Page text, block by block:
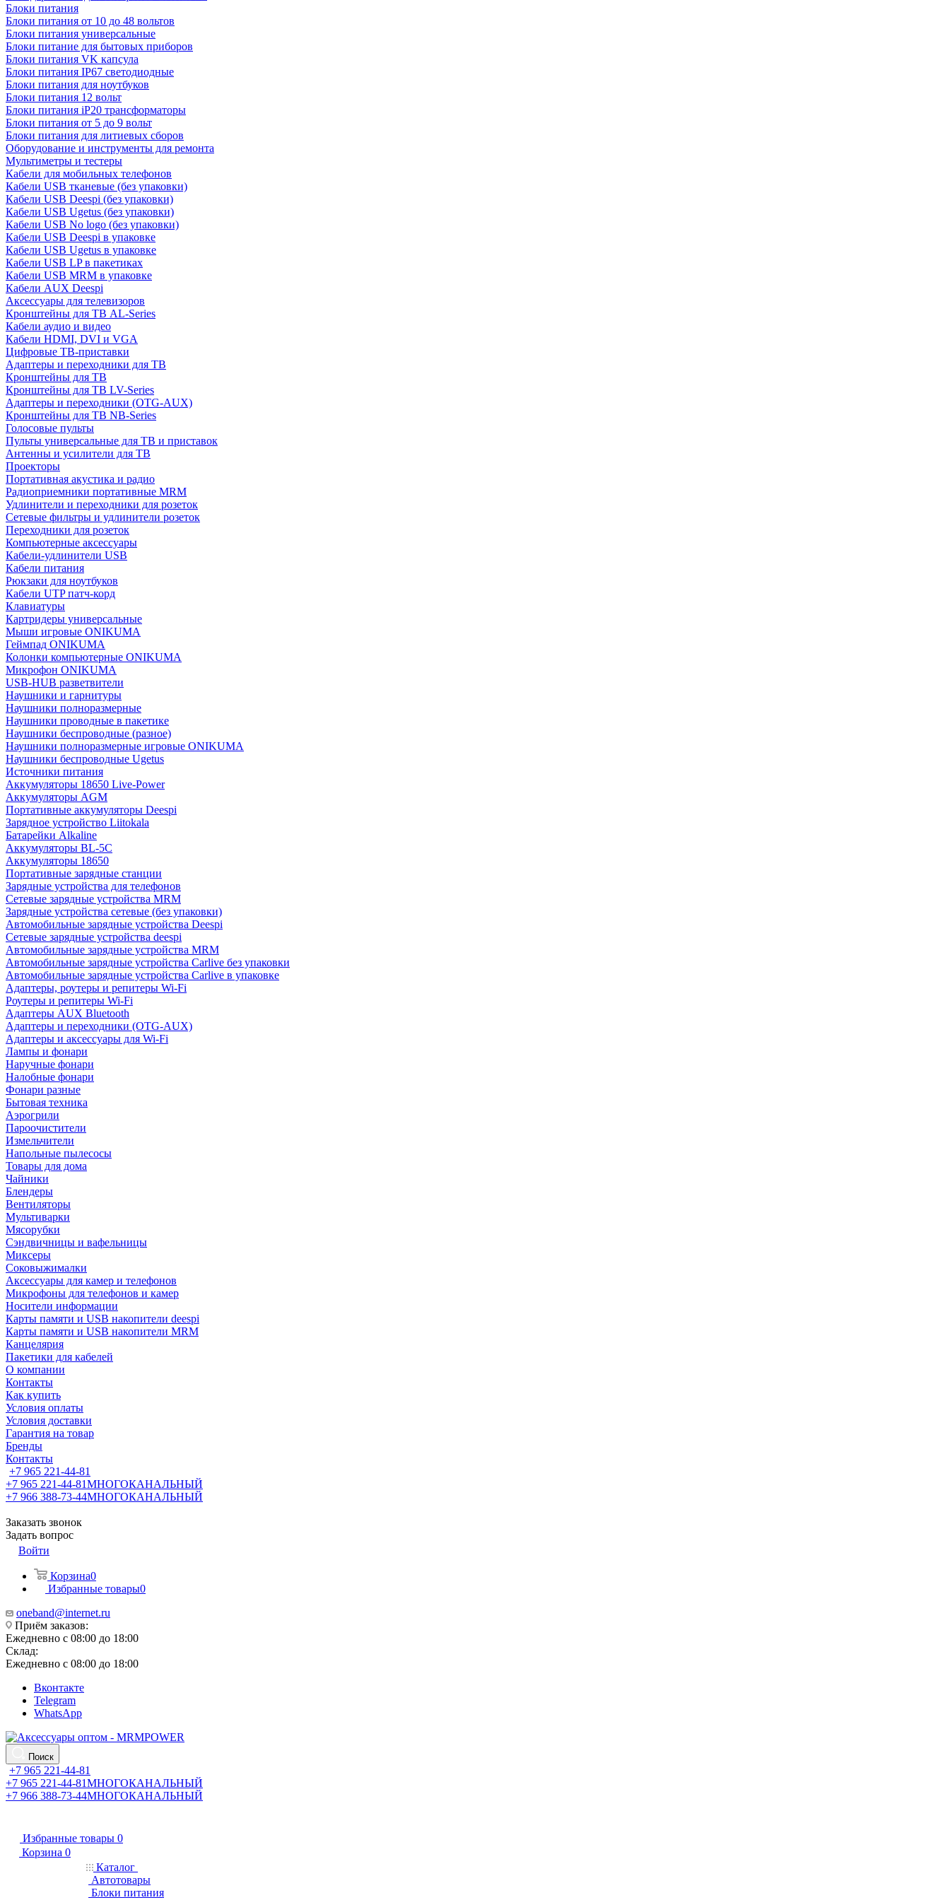
Блоки питания
Блоки питания от 10 до 48 вольтов
Блоки питания универсальные
Блоки питание для бытовых приборов
Блоки питания VK капсула
Блоки питания IP67 светодиодные
Блоки питания для ноутбуков
Блоки питания 12 вольт
Блоки питания iP20 трансформаторы
Блоки питания от 5 до 9 вольт
Блоки питания для литиевых сборов
Оборудование и инструменты для ремонта
Мультиметры и тестеры
Кабели для мобильных телефонов
Кабели USB тканевые (без упаковки)
Кабели USB Deespi (без упаковки)
Кабели USB Ugetus (без упаковки)
Кабели USB No logo (без упаковки)
Кабели USB Deespi в упаковке
Кабели USB Ugetus в упаковке
Кабели USB LP в пакетиках
Кабели USB MRM в упаковке
Кабели AUX Deespi
Аксессуары для телевизоров
Кронштейны для ТВ AL-Series
Кабели аудио и видео
Кабели HDMI, DVI и VGA
Цифровые ТВ-приставки
Адаптеры и переходники для ТВ
Кронштейны для ТВ
Кронштейны для ТВ LV-Series
Адаптеры и переходники (OTG-AUX)
Кронштейны для ТВ NB-Series
Голосовые пульты
Пульты универсальные для ТВ и приставок
Антенны и усилители для ТВ
Проекторы
Портативная акустика и радио
Радиоприемники портативные MRM
Удлинители и переходники для розеток
Сетевые фильтры и удлинители розеток
Переходники для розеток
Компьютерные аксессуары
Кабели-удлинители USB
Кабели питания
Рюкзаки для ноутбуков
Кабели UTP патч-корд
Клавиатуры
Картридеры универсальные
Мыши игровые ONIKUMA
Геймпад ONIKUMA
Колонки компьютерные ONIKUMA
Микрофон ONIKUMA
USB-HUB разветвители
Наушники и гарнитуры
Наушники полноразмерные
Наушники проводные в пакетике
Наушники беспроводные (разное)
Наушники полноразмерные игровые ONIKUMA
Наушники беспроводные Ugetus
Источники питания
Аккумуляторы 18650 Live-Power
Аккумуляторы АGM
Портативные аккумуляторы Deespi
Зарядное устройство Liitokala
Батарейки Alkaline
Аккумуляторы BL-5C
Аккумуляторы 18650
Портативные зарядные станции
Зарядные устройства для телефонов
Сетевые зарядные устройства MRM
Зарядные устройства сетевые (без упаковки)
Автомобильные зарядные устройства Deespi
Сетевые зарядные устройства deespi
Автомобильные зарядные устройства MRM
Автомобильные зарядные устройства Carlive без упаковки
Автомобильные зарядные устройства Carlive в упаковке
Адаптеры, роутеры и репитеры Wi-Fi
Роутеры и репитеры Wi-Fi
Адаптеры AUX Bluetooth
Адаптеры и переходники (OTG-AUX)
Адаптеры и аксессуары для Wi-Fi
Лампы и фонари
Наручные фонари
Налобные фонари
Фонари разные
Бытовая техника
Аэрогрили
Пароочистители
Измельчители
Напольные пылесосы
Товары для дома
Чайники
Блендеры
Вентиляторы
Мультиварки
Мясорубки
Сэндвичницы и вафельницы
Миксеры
Соковыжималки
Аксессуары для камер и телефонов
Микрофоны для телефонов и камер
Носители информации
Карты памяти и USB накопители deespi
Карты памяти и USB накопители MRM
Канцелярия
Пакетики для кабелей
О компании
Контакты
Как купить
Условия оплаты
Условия доставки
Гарантия на товар
Бренды
Контакты
+7 965 221-44-81
+7 965 221-44-81МНОГОКАНАЛЬНЫЙ
+7 966 388-73-44МНОГОКАНАЛЬНЫЙ
Заказать звонок
Задать вопрос
Войти
Корзина0
Избранные товары0
oneband@internet.ru
Приём заказов:
Ежедневно с 08:00 до 18:00
Склад:
Ежедневно с 08:00 до 18:00
Вконтакте
Telegram
WhatsApp
Поиск
+7 965 221-44-81
+7 965 221-44-81МНОГОКАНАЛЬНЫЙ
+7 966 388-73-44МНОГОКАНАЛЬНЫЙ
Избранные товары 0
Корзина 0
Каталог
Автотовары
Блоки питания